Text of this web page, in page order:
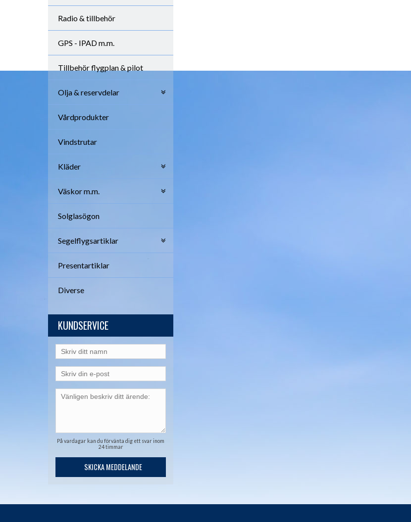
Radio & tillbehör
GPS - IPAD m.m.
Tillbehör flygplan & pilot
Olja & reservdelar
Vårdprodukter
Vindstrutar
Kläder
Väskor m.m.
Solglasögon
Segelflygsartiklar
Presentartiklar
Diverse
KUNDSERVICE
På vardagar kan du förvänta dig ett svar inom
24 timmar